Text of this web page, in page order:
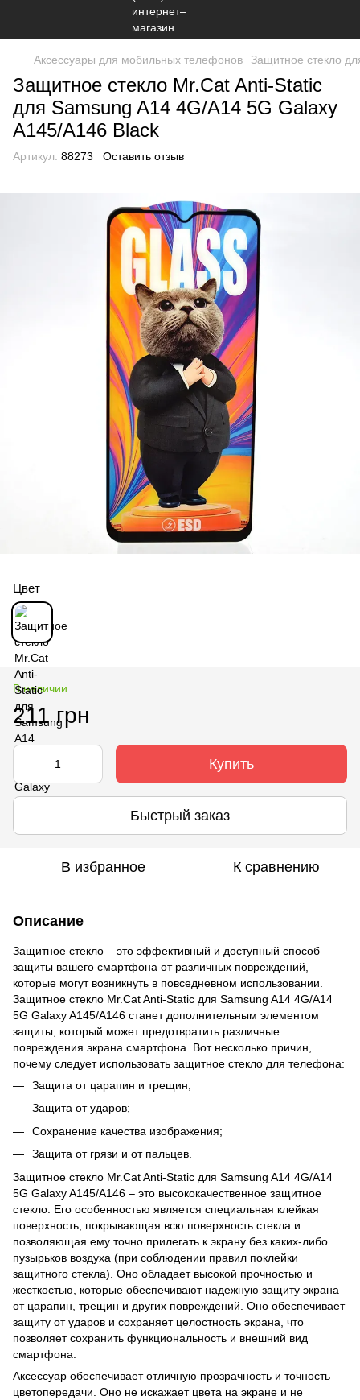
Аксессуары для мобильных телефонов Защитное стекло
Защитное стекло Mr.Cat Anti-Static
для Samsung A14 4G/A14 5G Galaxy
A145/A146 Black
Артикул: 88273 Оставить отзыв
Цвет
В наличии
211 грн
Купить
Быстрый заказ
В избранное К сравнению
Описание
Защитное стекло – это эффективный и доступный способ
защиты вашего смартфона от различных повреждений,
которые могут возникнуть в повседневном использовании.
Защитное стекло Mr.Cat Anti-Static для Samsung A14 4G/A14
5G Galaxy A145/A146 станет дополнительным элементом
защиты, который может предотвратить различные
повреждения экрана смартфона. Вот несколько причин,
почему следует использовать защитное стекло для телефона:
Защита от царапин и трещин;
Защита от ударов;
Сохранение качества изображения;
Защита от грязи и от пальцев.
Защитное стекло Mr.Cat Anti-Static для Samsung A14 4G/A14
5G Galaxy A145/A146 – это высококачественное защитное
стекло. Его особенностью является специальная клейкая
поверхность, покрывающая всю поверхность стекла и
позволяющая ему точно прилегать к экрану без каких-либо
пузырьков воздуха (при соблюдении правил поклейки
защитного стекла). Оно обладает высокой прочностью и
жесткостью, которые обеспечивают надежную защиту экрана
от царапин, трещин и других повреждений. Оно обеспечивает
защиту от ударов и сохраняет целостность экрана, что
позволяет сохранить функциональность и внешний вид
смартфона.
Аксессуар обеспечивает отличную прозрачность и точность
цветопередачи. Оно не искажает цвета на экране и не